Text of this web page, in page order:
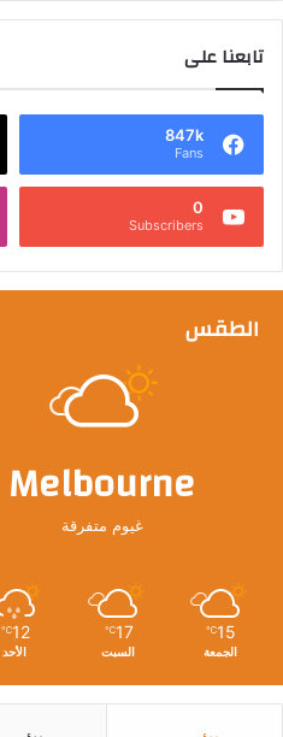
تابعنا على
847k
Fans
0
Subscribers
الطقس
Melbourne
غيوم متفرقة
15
℃
الجمعة
17
℃
السبت
12
℃
الأحد